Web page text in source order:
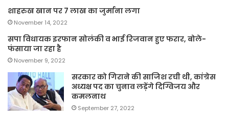
शाहरुख खान पर 7 लाख का जुर्माना लगा
November 14, 2022
सपा विधायक इरफान सोलंकी व भाई रिजवान हुए फरार, बोले-
फंसाया जा रहा है
November 9, 2022
सरकार को गिराने की साजिश रची थी, कांग्रेस
अध्यक्ष पद का चुनाव लड़ेंगे दिग्विजय और
कमलनाथ
September 27, 2022